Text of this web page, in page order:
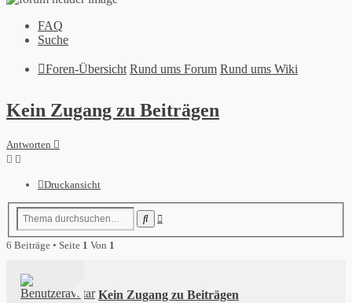
FAQ
Suche
Foren-Übersicht Rund ums Forum Rund ums Wiki
Kein Zugang zu Beiträgen
Antworten
Druckansicht
Suche
6 Beiträge • Seite 1 Von 1
Kein Zugang zu Beiträgen